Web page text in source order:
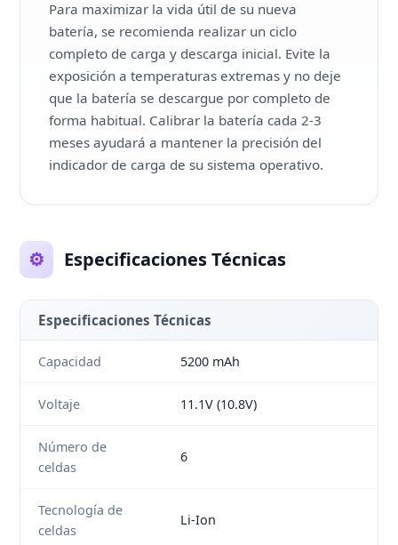
Para maximizar la vida útil de su nueva
batería, se recomienda realizar un ciclo
completo de carga y descarga inicial. Evite la
exposición a temperaturas extremas y no deje
que la batería se descargue por completo de
forma habitual. Calibrar la batería cada 2-3
meses ayudará a mantener la precisión del
indicador de carga de su sistema operativo.
⚙️ Especificaciones Técnicas
Especificaciones Técnicas
Capacidad 5200 mAh
Voltaje 11.1V (10.8V)
Número de
celdas
6
Tecnología de
celdas
Li-Ion